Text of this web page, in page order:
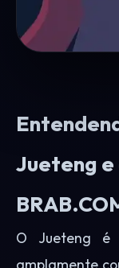
Jueteng
O Jueteng